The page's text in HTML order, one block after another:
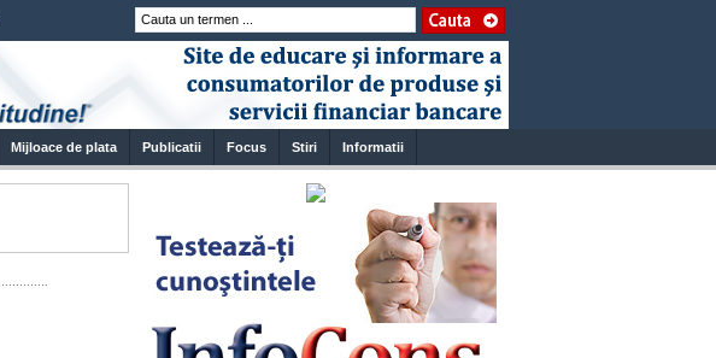
Mijloace de plata Publicatii Focus Stiri Informatii